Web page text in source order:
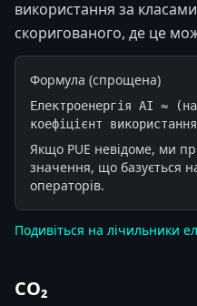
використання за
скоригованого, де це
Формула (спрощена)
Електроенергія AI ≈
коефіцієнт
Якщо PUE невідоме, ми
значення, що базується
операторів.
Подивіться на лічильники
CO₂